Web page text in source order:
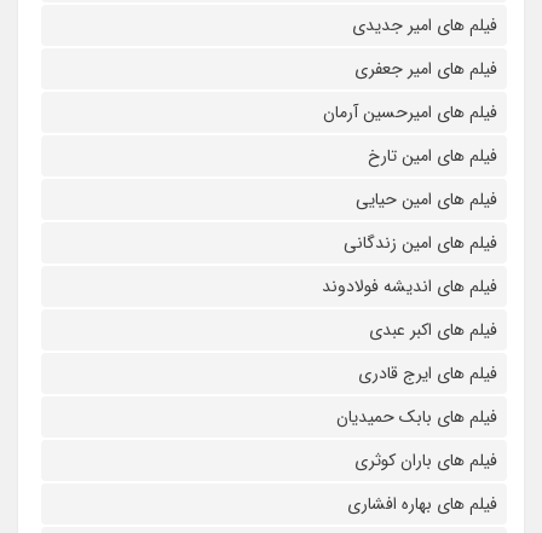
فیلم های امیر جدیدی
فیلم های امیر جعفری
فیلم های امیرحسین آرمان
فیلم های امین تارخ
فیلم های امین حیایی
فیلم های امین زندگانی
فیلم های اندیشه فولادوند
فیلم های اکبر عبدی
فیلم های ایرج قادری
فیلم های بابک حمیدیان
فیلم های باران کوثری
فیلم های بهاره افشاری